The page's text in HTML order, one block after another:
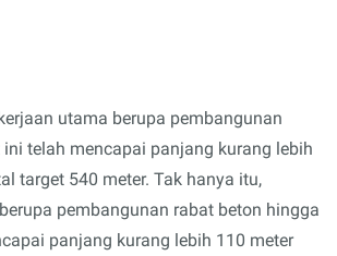
utama berupa pembangunan
telah mencapai panjang kurang lebih
target 540 meter. Tak hanya itu,
pembangunan rabat beton hingga
panjang kurang lebih 110 meter